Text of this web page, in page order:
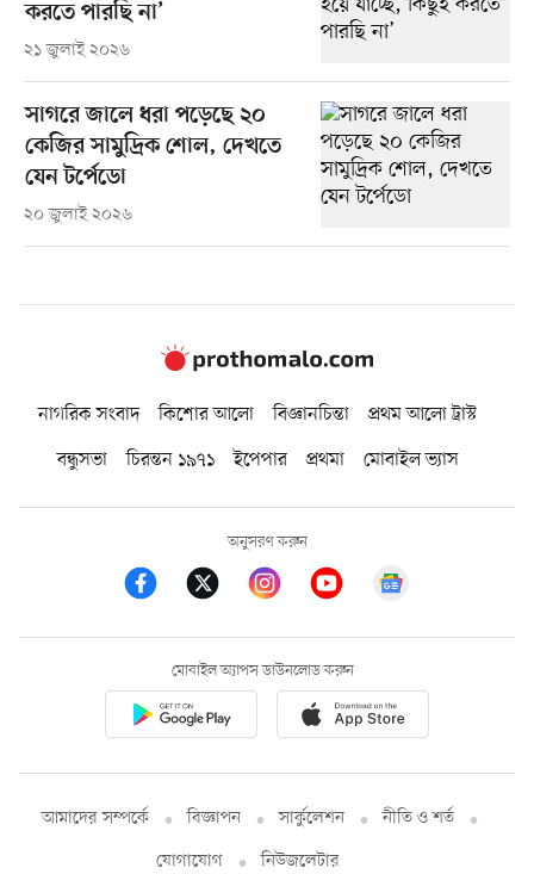
করতে পারছি না’
২১ জুলাই ২০২৬
সাগরে জালে ধরা পড়েছে ২০
কেজির সামুদ্রিক শোল, দেখতে
যেন টর্পেডো
২০ জুলাই ২০২৬
নাগরিক সংবাদ কিশোর আলো বিজ্ঞানচিন্তা
প্রথম আলো ট্রাস্ট
বন্ধুসভা
চিরন্তন ১৯৭১ ইপেপার প্রথমা মোবাইল ভ্যাস
অনুসরণ করুন
মোবাইল অ্যাপস ডাউনলোড করুন
আমাদের সম্পর্কে বিজ্ঞাপন সার্কুলেশন
নীতি ও শর্ত
যোগাযোগ
নিউজলেটার